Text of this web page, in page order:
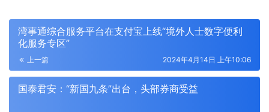
湾事通综合服务平台在支付宝上线“境外人士数字便利
化服务专区”
上一篇 2024年4月14日 上午10:06
国泰君安：“新国九条”出台，头部券商受益